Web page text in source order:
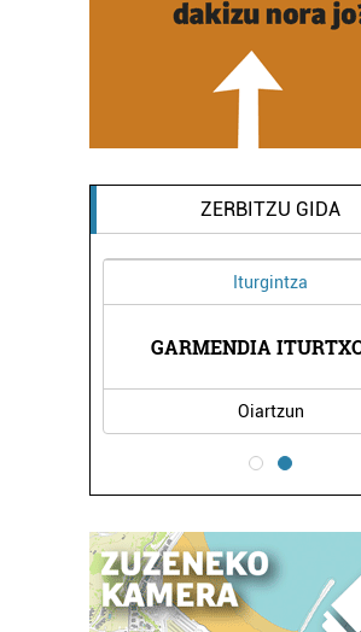
ZERBITZU GIDA
Iturgintza
GARMENDIA
Oiartzun